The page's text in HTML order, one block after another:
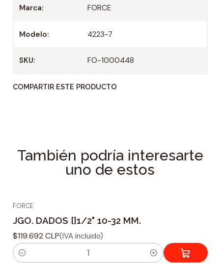
Marca: FORCE
Modelo: 4223-7
SKU: FO-1000448
COMPARTIR ESTE PRODUCTO
También podría interesarte
uno de estos
FORCE
JGO. DADOS []1/2" 10-32 MM.
$119.692 CLP(IVA incluido)
C